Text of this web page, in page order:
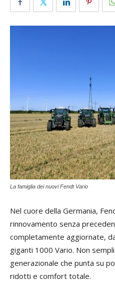
La famiglia dei nuovi Fendt Vario
Nel cuore della Germania,
rinnovamento senza
completamente aggiornate,
giganti 1000 Vario. Non
generazionale che punta su
ridotti e comfort totale.